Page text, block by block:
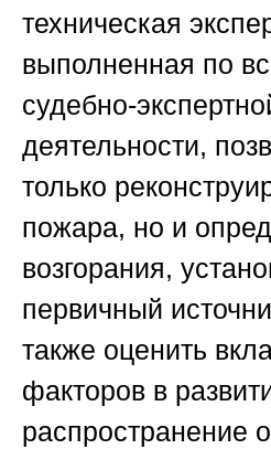
техническая
выполненная по
судебно-
деятельности,
только
пожара, но и
возгорания,
первичный
также оценить
факторов в
распространение